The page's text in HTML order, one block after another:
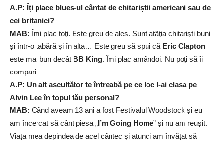
A.P: Îți place blues-ul cântat de chitariștii americani sau de
cei britanici?
MAB: Îmi plac toți. Este greu de ales. Sunt atâția chitariști buni
și într-o tabără și în alta… Este greu să spui că Eric Clapton
este mai bun decât BB King. Îmi plac amândoi. Nu poți să îi
compari.
A.P: Un alt ascultător te întreabă pe ce loc l-ai clasa pe
Alvin Lee în topul tău personal?
MAB: Când aveam 13 ani a fost Festivalul Woodstock și eu
am încercat să cânt piesa „I’m Going Home” și nu am reușit.
Viața mea depindea de acel cântec și atunci am învățat să